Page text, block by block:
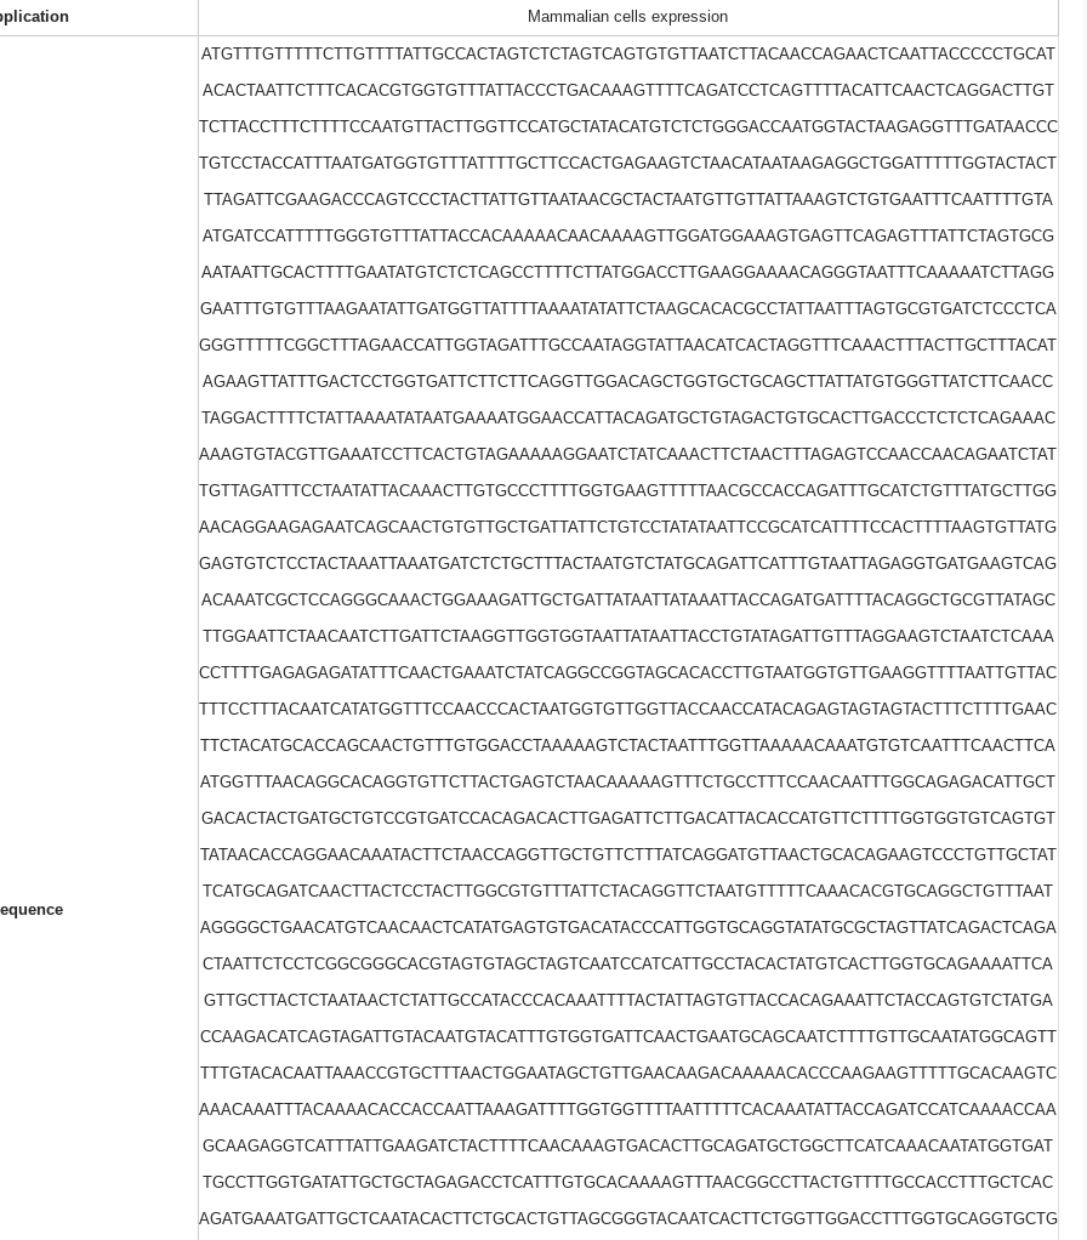
Mammalian cells expression
ATGTTTGTTTTTCTTGTTTTATTGCCACTAGTCTCTAGTCAGTGTGTTAATCTTACAACCAGAACTCAATTACCCCCTGCAT
ACACTAATTCTTTCACACGTGGTGTTTATTACCCTGACAAAGTTTTCAGATCCTCAGTTTTACATTCAACTCAGGACTTGT
TCTTACCTTTCTTTTCCAATGTTACTTGGTTCCATGCTATACATGTCTCTGGGACCAATGGTACTAAGAGGTTTGATAACCC
TGTCCTACCATTTAATGATGGTGTTTATTTTGCTTCCACTGAGAAGTCTAACATAATAAGAGGCTGGATTTTTGGTACTACT
TTAGATTCGAAGACCCAGTCCCTACTTATTGTTAATAACGCTACTAATGTTGTTATTAAAGTCTGTGAATTTCAATTTTGTA
ATGATCCATTTTTGGGTGTTTATTACCACAAAAACAACAAAAGTTGGATGGAAAGTGAGTTCAGAGTTTATTCTAGTGCG
AATAATTGCACTTTTGAATATGTCTCTCAGCCTTTTCTTATGGACCTTGAAGGAAAACAGGGTAATTTCAAAAATCTTAGG
GAATTTGTGTTTAAGAATATTGATGGTTATTTTAAAATATATTCTAAGCACACGCCTATTAATTTAGTGCGTGATCTCCCTCA
GGGTTTTTCGGCTTTAGAACCATTGGTAGATTTGCCAATAGGTATTAACATCACTAGGTTTCAAACTTTACTTGCTTTACAT
AGAAGTTATTTGACTCCTGGTGATTCTTCTTCAGGTTGGACAGCTGGTGCTGCAGCTTATTATGTGGGTTATCTTCAACC
TAGGACTTTTCTATTAAAATATAATGAAAATGGAACCATTACAGATGCTGTAGACTGTGCACTTGACCCTCTCTCAGAAAC
AAAGTGTACGTTGAAATCCTTCACTGTAGAAAAAGGAATCTATCAAACTTCTAACTTTAGAGTCCAACCAACAGAATCTAT
TGTTAGATTTCCTAATATTACAAACTTGTGCCCTTTTGGTGAAGTTTTTAACGCCACCAGATTTGCATCTGTTTATGCTTGG
AACAGGAAGAGAATCAGCAACTGTGTTGCTGATTATTCTGTCCTATATAATTCCGCATCATTTTCCACTTTTAAGTGTTATG
GAGTGTCTCCTACTAAATTAAATGATCTCTGCTTTACTAATGTCTATGCAGATTCATTTGTAATTAGAGGTGATGAAGTCAG
ACAAATCGCTCCAGGGCAAACTGGAAAGATTGCTGATTATAATTATAAATTACCAGATGATTTTACAGGCTGCGTTATAGC
TTGGAATTCTAACAATCTTGATTCTAAGGTTGGTGGTAATTATAATTACCTGTATAGATTGTTTAGGAAGTCTAATCTCAAA
CCTTTTGAGAGAGATATTTCAACTGAAATCTATCAGGCCGGTAGCACACCTTGTAATGGTGTTGAAGGTTTTAATTGTTAC
TTTCCTTTACAATCATATGGTTTCCAACCCACTAATGGTGTTGGTTACCAACCATACAGAGTAGTAGTACTTTCTTTTGAAC
TTCTACATGCACCAGCAACTGTTTGTGGACCTAAAAAGTCTACTAATTTGGTTAAAAACAAATGTGTCAATTTCAACTTCA
ATGGTTTAACAGGCACAGGTGTTCTTACTGAGTCTAACAAAAAGTTTCTGCCTTTCCAACAATTTGGCAGAGACATTGCT
GACACTACTGATGCTGTCCGTGATCCACAGACACTTGAGATTCTTGACATTACACCATGTTCTTTTGGTGGTGTCAGTGT
TATAACACCAGGAACAAATACTTCTAACCAGGTTGCTGTTCTTTATCAGGATGTTAACTGCACAGAAGTCCCTGTTGCTAT
TCATGCAGATCAACTTACTCCTACTTGGCGTGTTTATTCTACAGGTTCTAATGTTTTTCAAACACGTGCAGGCTGTTTAAT
AGGGGCTGAACATGTCAACAACTCATATGAGTGTGACATACCCATTGGTGCAGGTATATGCGCTAGTTATCAGACTCAGA
CTAATTCTCCTCGGCGGGCACGTAGTGTAGCTAGTCAATCCATCATTGCCTACACTATGTCACTTGGTGCAGAAAATTCA
GTTGCTTACTCTAATAACTCTATTGCCATACCCACAAATTTTACTATTAGTGTTACCACAGAAATTCTACCAGTGTCTATGA
CCAAGACATCAGTAGATTGTACAATGTACATTTGTGGTGATTCAACTGAATGCAGCAATCTTTTGTTGCAATATGGCAGTT
TTTGTACACAATTAAACCGTGCTTTAACTGGAATAGCTGTTGAACAAGACAAAAACACCCAAGAAGTTTTTGCACAAGTC
AAACAAATTTACAAAACACCACCAATTAAAGATTTTGGTGGTTTTAATTTTTCACAAATATTACCAGATCCATCAAAACCAA
GCAAGAGGTCATTTATTGAAGATCTACTTTTCAACAAAGTGACACTTGCAGATGCTGGCTTCATCAAACAATATGGTGAT
TGCCTTGGTGATATTGCTGCTAGAGACCTCATTTGTGCACAAAAGTTTAACGGCCTTACTGTTTTGCCACCTTTGCTCAC
AGATGAAATGATTGCTCAATACACTTCTGCACTGTTAGCGGGTACAATCACTTCTGGTTGGACCTTTGGTGCAGGTGCTG